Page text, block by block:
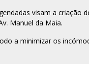
visam a criação
Manuel da Maia.
a minimizar os